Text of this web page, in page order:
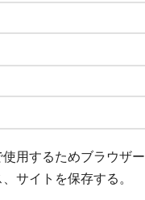
用するためブラウザ
サイトを保存する。